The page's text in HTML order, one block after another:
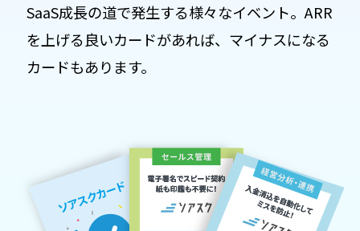
SaaS成長の道で発生する様々なイベント。ARR
を上げる良いカードがあれば、マイナスになる
カードもあります。